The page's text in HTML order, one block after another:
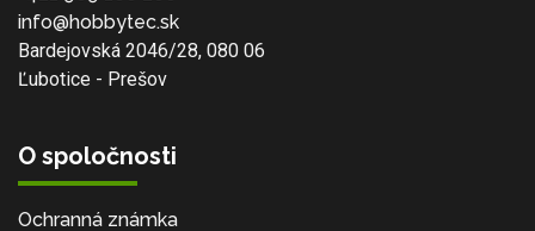
info@hobbytec.sk
Bardejovská 2046/28, 080 06
Ľubotice - Prešov
O spoločnosti
Ochranná známka